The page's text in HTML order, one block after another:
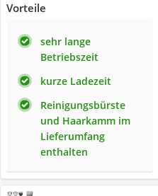
Vorteile
sehr lange
Betriebszeit
kurze Ladezeit
Reinigungsbürste
und Haarkamm im
Lieferumfang
enthalten